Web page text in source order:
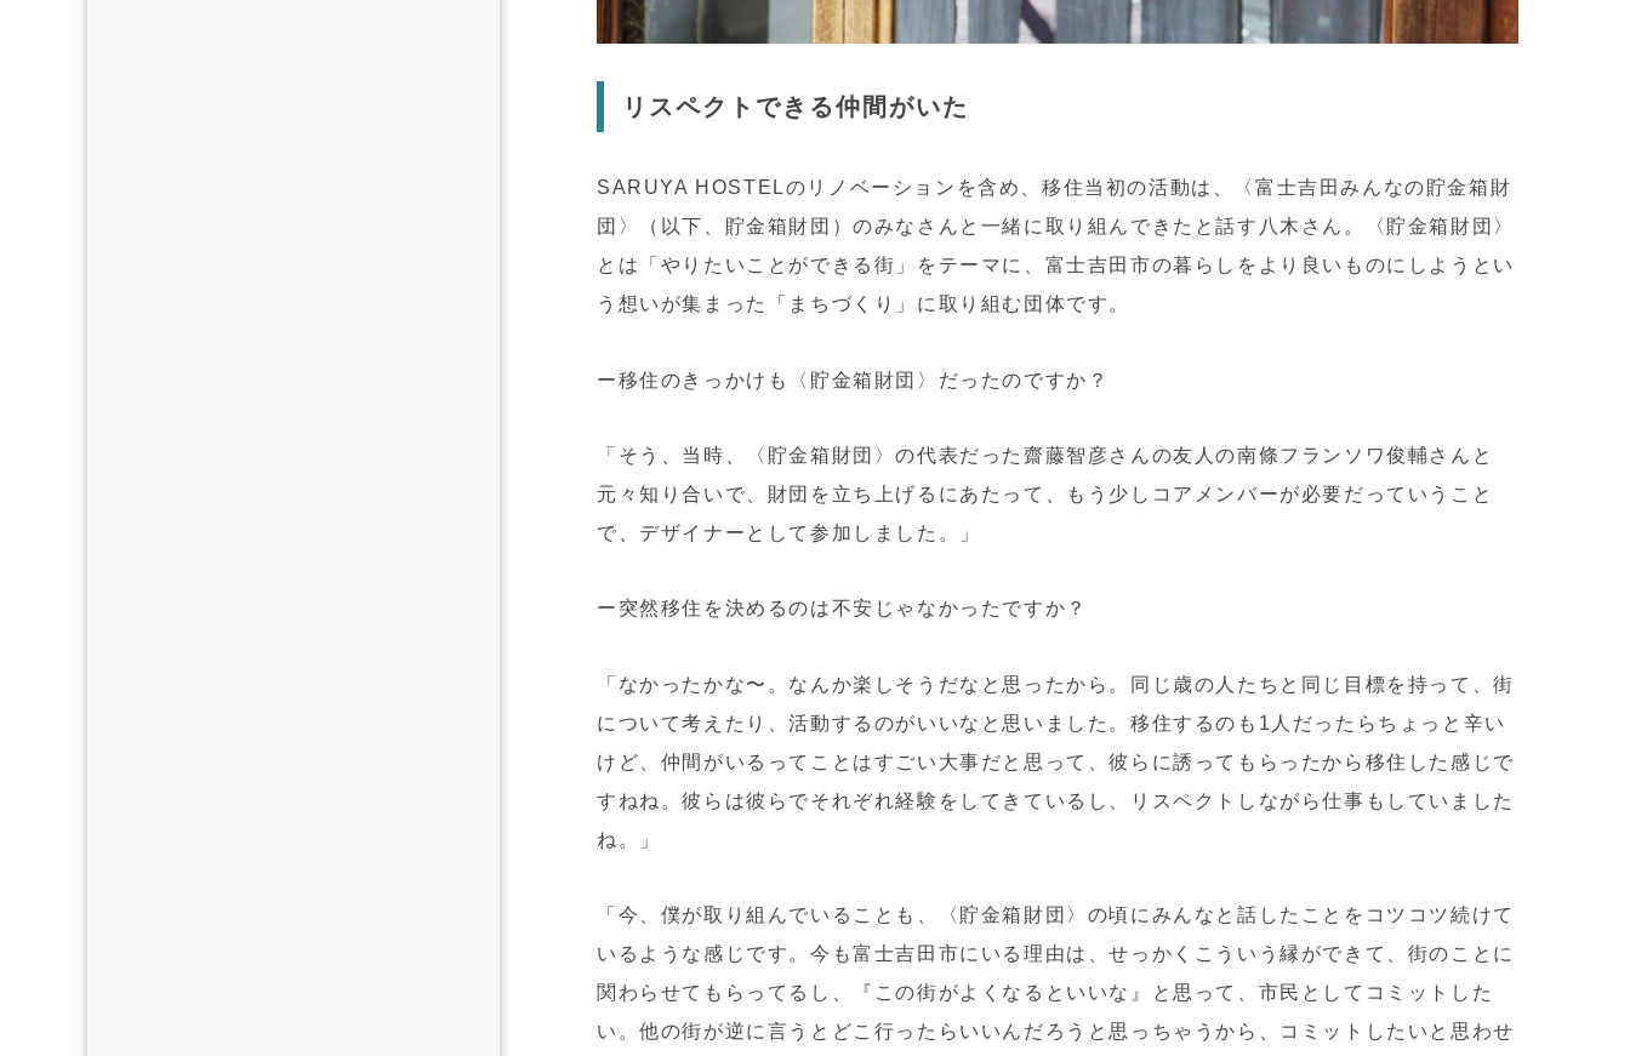
リスペクトできる仲間がいた
SARUYA HOSTELのリノベーションを含め、移住当初の活動は、〈富士吉田みんなの貯金箱財
団〉（以下、貯金箱財団）のみなさんと一緒に取り組んできたと話す八木さん。
〈貯金箱財団〉
とは「やりたいことができる街」をテーマに、富士吉田市の暮らしをより良いものにしようとい
う想いが集まった「まちづくり」に取り組む団体です。
ー移住のきっかけも〈貯金箱財団〉だったのですか？
「そう、当時、〈貯金箱財団〉の代表だった齋藤智彦さんの友人の南條フランソワ俊輔さんと
元々知り合いで、財団を立ち上げるにあたって、もう少しコアメンバーが必要だっていうこと
で、デザイナーとして参加しました。」
ー突然移住を決めるのは不安じゃなかったですか？
「なかったかな〜。なんか楽しそうだなと思ったから。同じ歳の人たちと同じ目標を持って、街
について考えたり、活動するのがいいなと思いました。 移住するのも1人だったらちょっと辛い
けど、仲間がいるってことはすごい大事だと思って、彼らに誘ってもらったから移住した感じで
すねね。彼らは彼らでそれぞれ経験をしてきているし、リスペクトしながら仕事もしていました
ね。」
「今、僕が取り組んでいることも、〈貯金箱財団〉の頃にみんなと話したことをコツコツ続けて
いるような感じです。今も富士吉田市にいる理由は、せっかくこういう縁ができて、街のことに
関わらせてもらってるし、『この街がよくなるといいな』と思って、市民としてコミットした
い。他の街が逆に言うとどこ行ったらいいんだろうと思っちゃうから、コミットしたいと思わせ